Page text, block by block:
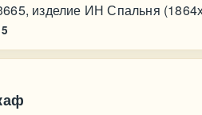
изделие ИН Спальня